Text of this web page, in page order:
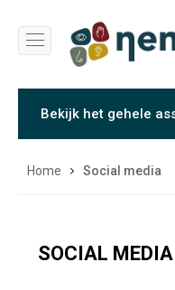
Bekijk het gehele
Home Social media
SOCIAL MEDIA